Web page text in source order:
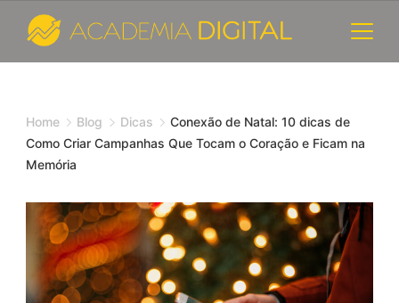
content
e
Consultoria
de
Marketing
Digital
Home Blog Dicas
Conexão de Natal: 10 dicas de
Como Criar Campanhas Que Tocam o Coração e Ficam na
Memória